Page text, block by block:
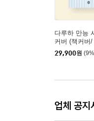
다루하 만능
커버 (책커버
북커버백/ 북
가방 /북자켓)
29,900원
업체 공지